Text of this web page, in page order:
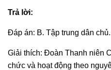
Trả lời:
Đáp án: B. Tập trung dân chủ.
Giải thích: Đoàn Thanh niên
chức và hoạt động theo